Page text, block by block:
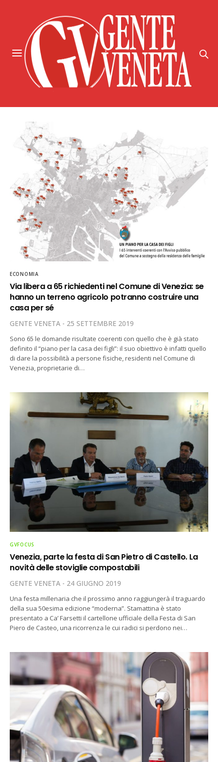
ECONOMIA
Via libera a 65 richiedenti nel Comune di Venezia: se
hanno un terreno agricolo potranno costruire una
casa per sé
GENTE VENETA 25 SETTEMBRE 2019
Sono 65 le domande risultate coerenti con quello che è già stato
definito il “piano per la casa dei figli”: il suo obiettivo è infatti quello
di dare la possibilità a persone fisiche, residenti nel Comune di
Venezia, proprietarie di…
GVFOCUS
Venezia, parte la festa di San Pietro di Castello. La
novità delle stoviglie compostabili
GENTE VENETA 24 GIUGNO 2019
Una festa millenaria che il prossimo anno raggiungerà il traguardo
della sua 50esima edizione “moderna”. Stamattina è stato
presentato a Ca’ Farsetti il cartellone ufficiale della Festa di San
Piero de Casteo, una ricorrenza le cui radici si perdono nei…